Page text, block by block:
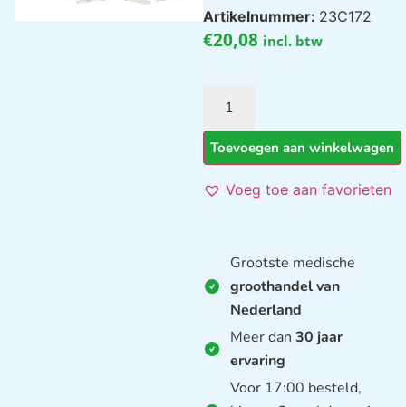
Artikelnummer: 23C172
€20,08 incl. btw
Toevoegen aan winkelwagen
Voeg toe aan favorieten
Grootste medische
groothandel van
Nederland
Meer dan 30 jaar
ervaring
Voor 17:00 besteld,